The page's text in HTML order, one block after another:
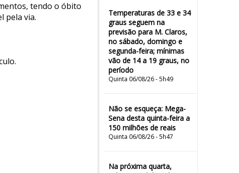
Temperaturas de 33 e 34
graus seguem na
previsão para M. Claros,
no sábado, domingo e
segunda-feira; mínimas
vão de 14 a 19 graus, no
período
Quinta 06/08/26 - 5h49
Não se esqueça: Mega-
Sena desta quinta-feira a
150 milhões de reais
Quinta 06/08/26 - 5h47
Na próxima quarta,
tendo o óbito
pela via.